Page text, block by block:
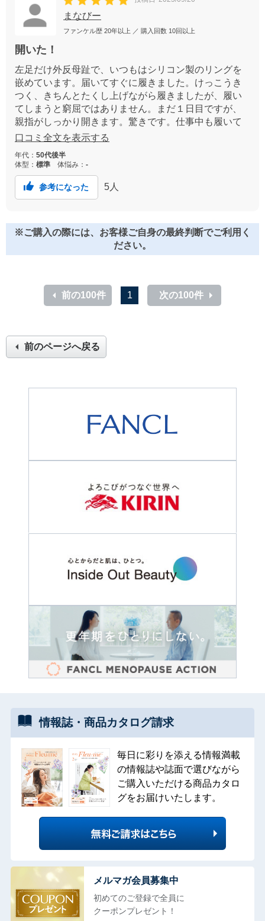
まなびー
ファンケル歴 20年以上 ／ 購入回数 10回以上
開いた！
左足だけ外反母趾で、いつもはシリコン製のリングを
嵌めています。届いてすぐに履きました。けっこうき
つく、きちんとたくし上げながら履きましたが、履い
てしまうと窮屈ではありません。まだ１日目ですが、
親指がしっかり開きます。驚きです。仕事中も履いて
みてからリピしようと思います。
口コミ全文を表示する
年代： 50代後半
体型： 標準 体悩み： -
参考になった 5 人
※ご購入の際には、お客様ご自身の最終判断でご利用く
ださい。
前の100件 1 次の100件
前のページへ戻る
情報誌・ 商品カタログ請求
毎日に彩りを添える情報満載
の情報誌や誌面で選びながら
ご購入いただける商品カタロ
グをお届けいたします。
メルマガ会員募集中
初めてのご登録で全員に
クーポンプレゼント！